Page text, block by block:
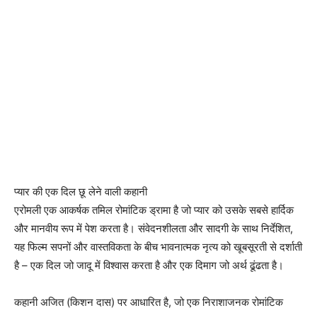
प्यार की एक दिल छू लेने वाली कहानी
एरोमली एक आकर्षक तमिल रोमांटिक ड्रामा है जो प्यार को उसके सबसे हार्दिक
और मानवीय रूप में पेश करता है। संवेदनशीलता और सादगी के साथ निर्देशित,
यह फिल्म सपनों और वास्तविकता के बीच भावनात्मक नृत्य को खूबसूरती से दर्शाती
है – एक दिल जो जादू में विश्वास करता है और एक दिमाग जो अर्थ ढूंढता है।
कहानी अजित (किशन दास) पर आधारित है, जो एक निराशाजनक रोमांटिक